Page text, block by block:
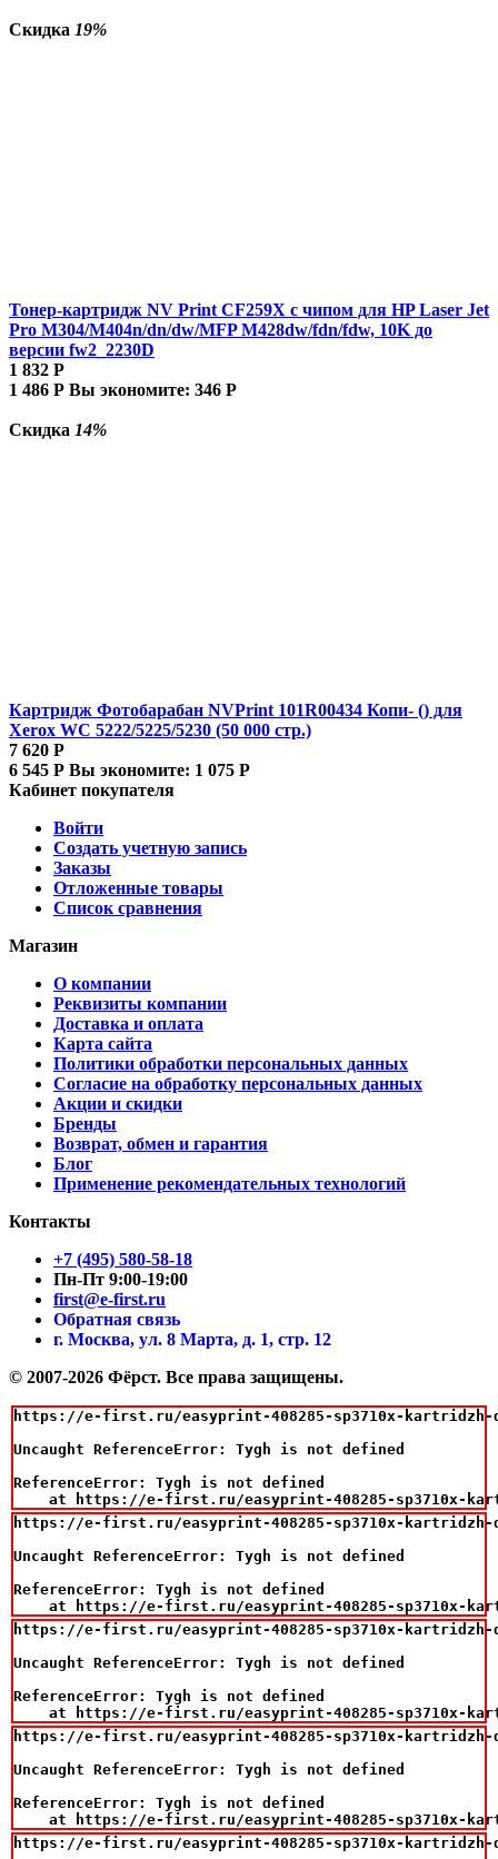
Скидка 19%
Тонер-картридж NV Print CF259X с чипом для HP Laser Jet
Pro M304/M404n/dn/dw/MFP M428dw/fdn/fdw, 10K до
версии fw2_2230D
1 832 Р
1 486 Р Вы экономите: 346 Р
Скидка 14%
Картридж Фотобарабан NVPrint 101R00434 Копи- () для
Xerox WC 5222/5225/5230 (50 000 стр.)
7 620 Р
6 545 Р Вы экономите: 1 075 Р
Кабинет покупателя
Войти
Создать учетную запись
Заказы
Отложенные товары
Список сравнения
Магазин
О компании
Реквизиты компании
Доставка и оплата
Карта сайта
Политики обработки персональных данных
Согласие на обработку персональных данных
Акции и скидки
Бренды
Возврат, обмен и гарантия
Блог
Применение рекомендательных технологий
Контакты
+7 (495) 580-58-18
Пн-Пт 9:00-19:00
first@e-first.ru
Обратная связь
г. Москва, ул. 8 Марта, д. 1, стр. 12
© 2007-2026 Фёрст. Все права защищены.
https://e-first.ru/easyprint-408285-sp3710x-kartridzh-
Uncaught ReferenceError: Tygh is not defined
ReferenceError: Tygh is not defined
at https://e-first.ru/easyprint-408285-sp3710x-
https://e-first.ru/easyprint-408285-sp3710x-kartridzh-
Uncaught ReferenceError: Tygh is not defined
ReferenceError: Tygh is not defined
at https://e-first.ru/easyprint-408285-sp3710x-
https://e-first.ru/easyprint-408285-sp3710x-kartridzh-
Uncaught ReferenceError: Tygh is not defined
ReferenceError: Tygh is not defined
at https://e-first.ru/easyprint-408285-sp3710x-
https://e-first.ru/easyprint-408285-sp3710x-kartridzh-
Uncaught ReferenceError: Tygh is not defined
ReferenceError: Tygh is not defined
at https://e-first.ru/easyprint-408285-sp3710x-
https://e-first.ru/easyprint-408285-sp3710x-kartridzh-